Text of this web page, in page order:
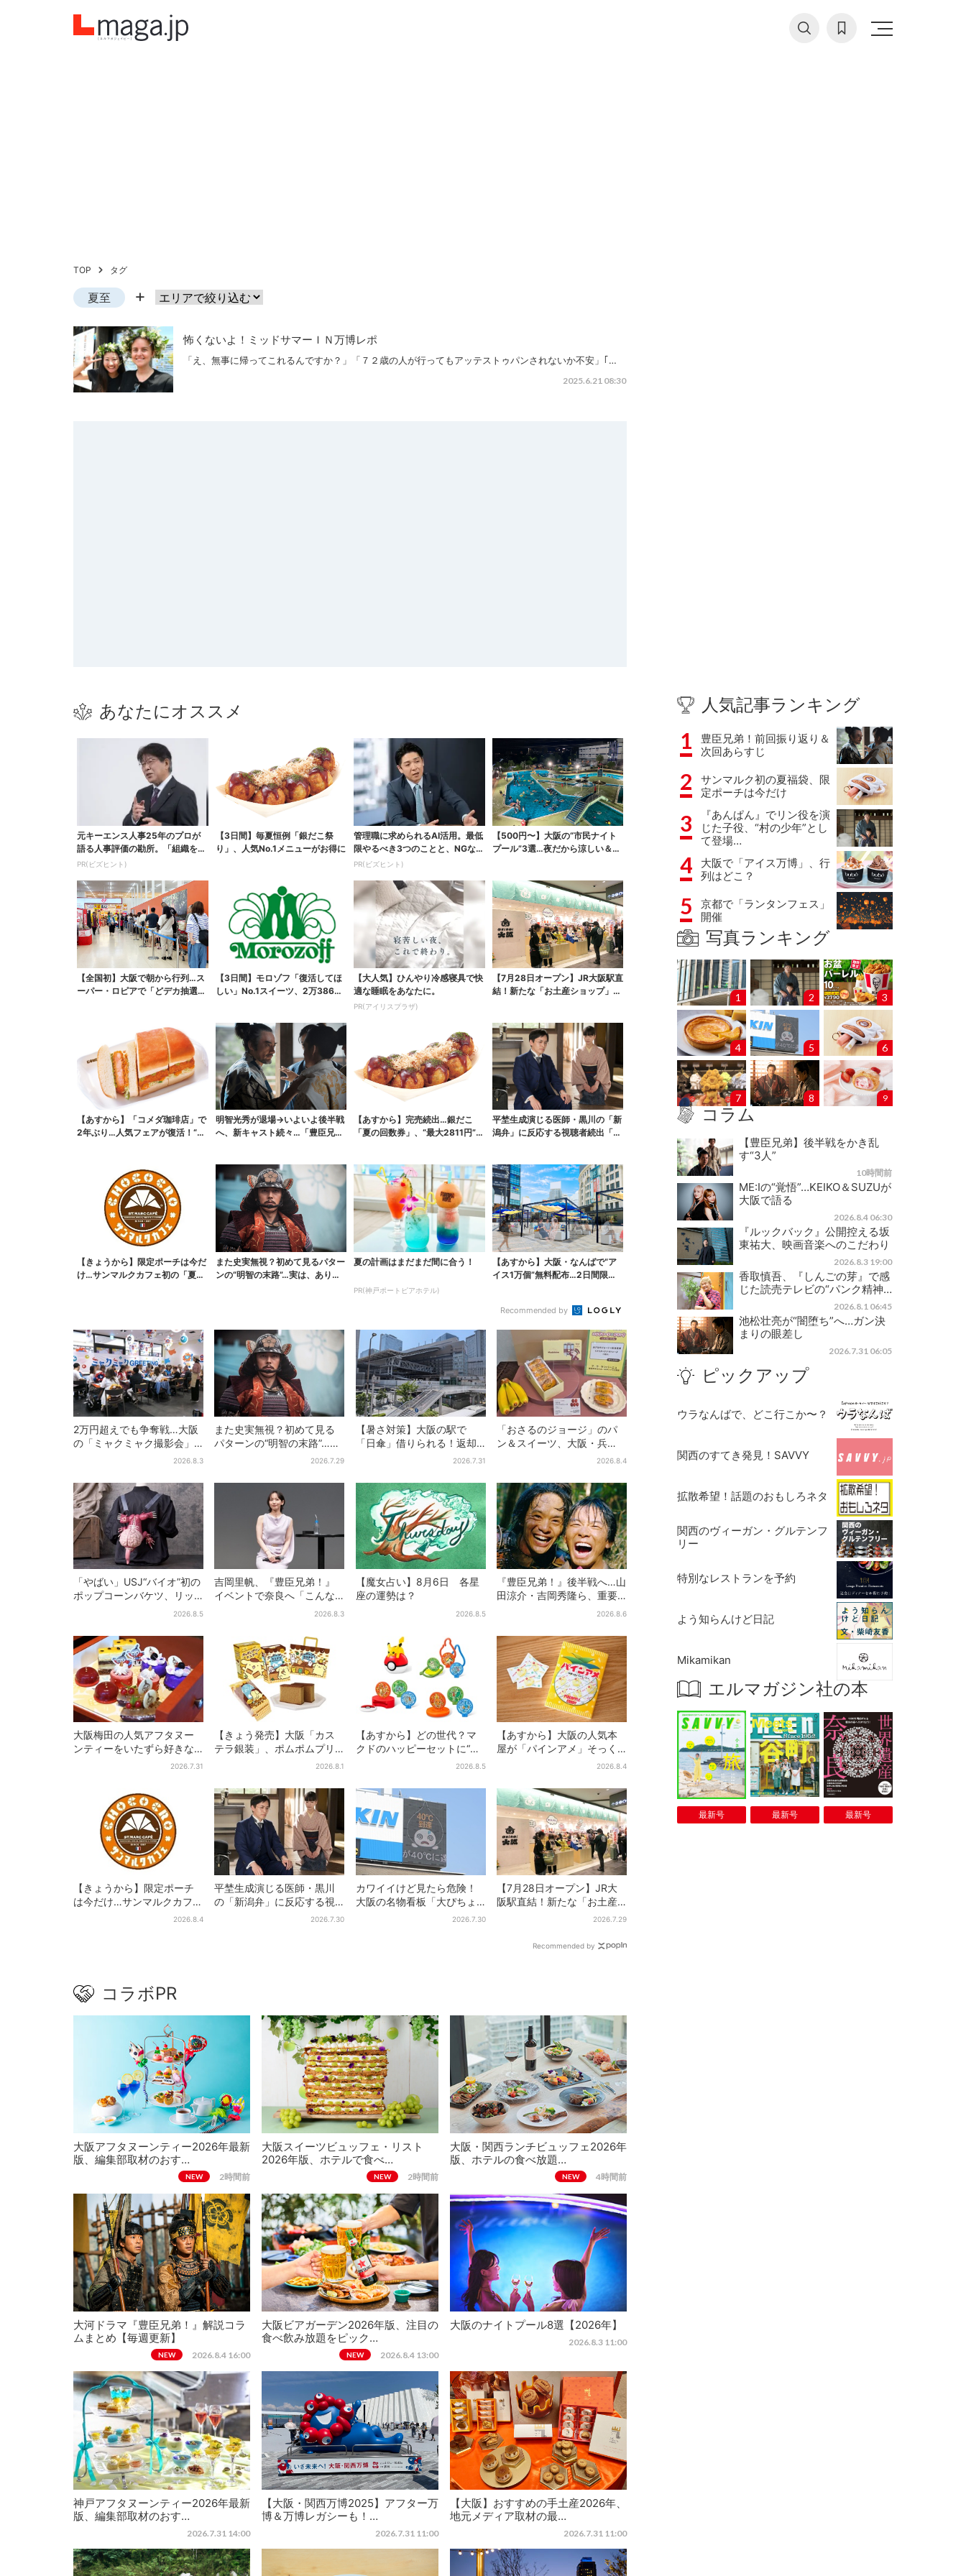
TOP タグ
夏至
怖くないよ！ミッドサマーＩＮ万博レポ
「え、無事に帰ってこれるんですか？」「７２歳の人が行ってもアッテストゥパンされないか不安」｢…
2025.6.21 08:30
あなたにオススメ
元キーエンス人事25年のプロが
語る人事評価の勘所。「組織を腐
らせるNG評価」とは...
PR(ビズヒント)
【3日間】毎夏恒例「銀だこ祭
り」、人気No.1メニューがお得に
管理職に求められるAI活用。最低
限やるべき3つのことと、NGな自
己認識
PR(ビズヒント)
【500円〜】大阪の“市民ナイト
プール”3選…夜だから涼しい＆コ
【全国初】大阪で朝から行列…ス
ーパー・ロピアで「どデカ抽選
【3日間】モロゾフ「復活してほ
しい」No.1スイーツ、2万3865
【大人気】ひんやり冷感寝具で快
適な睡眠をあなたに。
PR(アイリスプラザ)
【7月28日オープン】JR大阪駅直
結！新たな「お土産ショップ」、
【あすから】「コメダ珈琲店」で
2年ぶり…人気フェアが復活！“ハ
明智光秀が退場→いよいよ後半戦
へ、新キャスト続々…「豊臣兄
【あすから】完売続出…銀だこ
「夏の回数券」、“最大2811円”お
平埜生成演じる医師・黒川の「新
潟弁」に反応する視聴者続出「グ
【きょうから】限定ポーチは今だ
け…サンマルクカフェ初の「夏福
また史実無視？初めて見るパター
ンの“明智の末路”…実は、ありえ
夏の計画はまだまだ間に合う！
PR(神戸ポートピアホテル)
【あすから】大阪・なんばで“ア
イス1万個”無料配布…2日間限定
Recommended by
2万円超えでも争奪戦…大阪
の「ミャクミャク撮影会」
に全国からファン集結、参
いたい理由」
2026.8.3
また史実無視？初めて見る
パターンの“明智の末路”…実
は、ありえなくもない！？
2026.7.29
【暑さ対策】大阪の駅で
「日傘」借りられる！返却
どこでもOK、熱中症対策に
2026.7.31
「おさるのジョージ」のパ
ン＆スイーツ、大阪・兵
庫・京都限定で【きょうか
2026.8.4
「やばい」USJ“バイオ”初の
ポップコーンバケツ、リッ
カーが背中に張りつく衝撃
にも反応
2026.8.5
吉岡里帆、『豊臣兄弟！』
イベントで奈良へ「こんな
に楽しんでもらえてうれし
2026.8.3
【魔女占い】8月6日 各星
座の運勢は？
2026.8.5
『豊臣兄弟！』後半戦へ…山
田涼介・吉岡秀隆ら、重要
人物のビジュアル解禁で2026.8.6
大阪梅田の人気アフタヌー
ンティーをいたずら好きな
「リトルミイ」がジャッ2026.7.31
【きょう発売】大阪「カス
テラ銀装」、ポムポムプリ
ンと初コラボ 紙袋まで限
2026.8.1
【あすから】どの世代？マ
クドのハッピーセットに“ポ
ケモンおもちゃ”、歴代30匹
2026.8.5
【あすから】大阪の人気本
屋が「パインアメ」そっく
りのブックカバー開発、梅
2026.8.4
【きょうから】限定ポーチ
は今だけ…サンマルクカフェ
初の「夏福袋」、実質無料
2026.8.4
平埜生成演じる医師・黒川
の「新潟弁」に反応する視
聴者続出「グッときた」2026.7.30
カワイイけど見たら危険！
大阪の名物看板「大ぴちょ
んくん」に異変、青→真っ
2026.7.30
【7月28日オープン】JR大
阪駅直結！新たな「お土産
ショップ」、銘菓バラ売り
2026.7.29
Recommended by
コラボPR
大阪アフタヌーンティー2026年最新
版、編集部取材のおす…
NEW 2時間前
大阪スイーツビュッフェ・リスト
2026年版、ホテルで食べ…
NEW 2時間前
大阪・関西ランチビュッフェ2026年
版、ホテルの食べ放題…
NEW 4時間前
大河ドラマ『豊臣兄弟！』解説コラ
ムまとめ【毎週更新】
NEW 2026.8.4 16:00
大阪ビアガーデン2026年版、注目の
食べ飲み放題をピック…
NEW 2026.8.4 13:00
大阪のナイトプール8選【2026年】
2026.8.3 11:00
神戸アフタヌーンティー2026年最新
版、編集部取材のおす…
2026.7.31 14:00
【大阪・関西万博2025】アフター万
博＆万博レガシーも！…
2026.7.31 11:00
【大阪】おすすめの手土産2026年、
地元メディア取材の最…
2026.7.31 11:00
人気記事ランキング
1
豊臣兄弟！前回振り返り＆
次回あらすじ
2
サンマルク初の夏福袋、限
定ポーチは今だけ
3
『あんぱん』でリン役を演
じた子役、“村の少年”とし
て登場…
4
大阪で「アイス万博」、行
列はどこ？
5
京都で「ランタンフェス」
開催
写真ランキング
1 2 3
4 5 6
7 8 9
コラム
【豊臣兄弟】後半戦をかき乱
す“3人”
10時間前
ME:Iの“覚悟”…KEIKO＆SUZUが
大阪で語る
2026.8.4 06:30
『ルックバック』公開控える坂
東祐大、映画音楽へのこだわり
2026.8.3 19:00
香取慎吾、『しんごの芽』で感
じた読売テレビの“パンク精神…
2026.8.1 06:45
池松壮亮が“闇堕ち”へ…ガン決
まりの眼差し
2026.7.31 06:05
ピックアップ
ウラなんばで、どこ行こか〜？
関西のすてき発見！SAVVY
拡散希望！話題のおもしろネタ
関西のヴィーガン・グルテンフ
リー
特別なレストランを予約
よう知らんけど日記
Mikamikan
エルマガジン社の本
最新号 最新号 最新号